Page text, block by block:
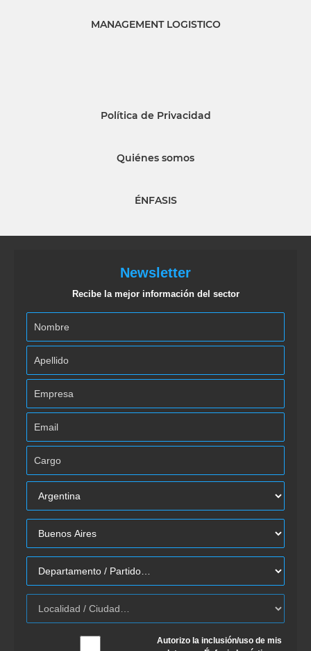
MANAGEMENT LOGISTICO
Política de Privacidad
Quiénes somos
ÉNFASIS
Newsletter
Recibe la mejor información del sector
Autorizo la inclusión/uso de mis